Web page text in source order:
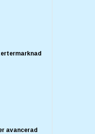
avancerad